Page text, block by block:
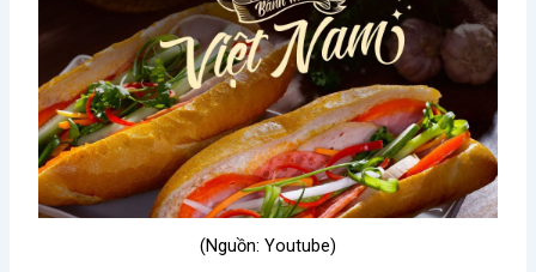
(Nguồn: Youtube)